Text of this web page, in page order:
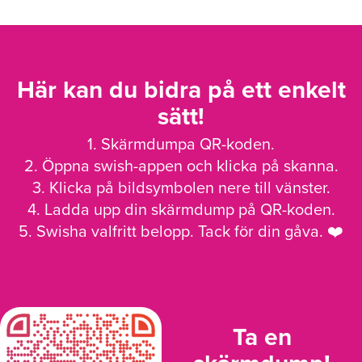
Här kan du bidra på ett enkelt
sätt!
1. Skärmdumpa QR-koden.
2. Öppna swish-appen och klicka på skanna.
3. Klicka på bildsymbolen nere till vänster.
4. Ladda upp din skärmdump på QR-koden.
5. Swisha valfritt belopp. Tack för din gåva. ❤️
Ta en